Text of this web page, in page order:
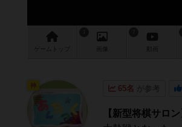
ゲーム 画像
65名 が参考
【新型将棋サロ